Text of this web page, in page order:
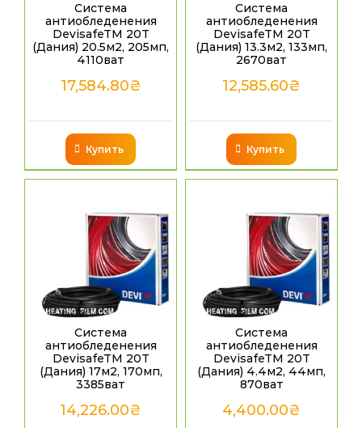
Система
антиобледенения
DevisafeTM 20T
(Дания) 20.5м2, 205мп,
4110ват
17,584.80₴
Купить
Система
антиобледенения
DevisafeTM 20T
(Дания) 13.3м2, 133мп,
2670ват
12,585.60₴
Купить
Система
антиобледенения
DevisafeTM 20T
(Дания) 17м2, 170мп,
3385ват
14,226.00₴
Система
антиобледенения
DevisafeTM 20T
(Дания) 4.4м2, 44мп,
870ват
4,400.00₴